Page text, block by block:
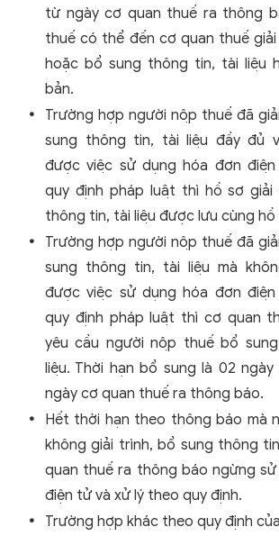
từ ngày cơ quan thuế ra thông
thuế có thể đến cơ quan thuế
hoặc bổ sung thông tin, tài liệu
bản.
Trường hợp người nộp thuế đã
sung thông tin, tài liệu đầy đủ
được việc sử dụng hóa đơn
quy định pháp luật thì hồ sơ giải
thông tin, tài liệu được lưu cùng hồ
Trường hợp người nộp thuế đã
sung thông tin, tài liệu mà
được việc sử dụng hóa đơn
quy định pháp luật thì cơ quan
yêu cầu người nộp thuế bổ
liệu. Thời hạn bổ sung là 02
ngày cơ quan thuế ra thông báo.
Hết thời hạn theo thông báo mà
không giải trình, bổ sung thông
quan thuế ra thông báo ngừng
điện tử và xử lý theo quy định.
Trường hợp khác theo quy định